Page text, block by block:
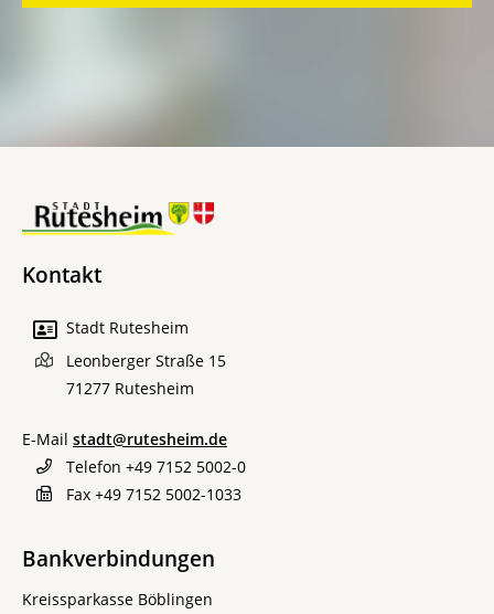
Kontakt
Stadt Rutesheim
Leonberger Straße 15
71277 Rutesheim
E-Mail stadt@rutesheim.de
Telefon +49 7152 5002-0
Fax +49 7152 5002-1033
Bankverbindungen
Kreissparkasse Böblingen